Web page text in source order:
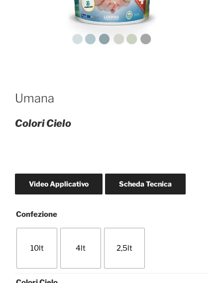
Umana
Colori Cielo
Video Applicativo Scheda Tecnica
Confezione
10lt 4lt 2,5lt